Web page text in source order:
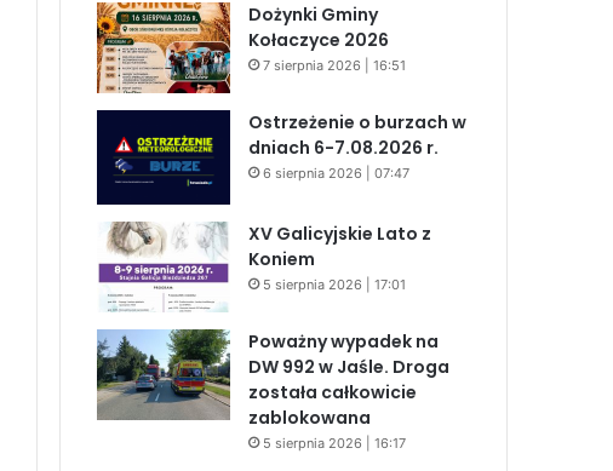
Dożynki Gminy
Kołaczyce 2026
7 sierpnia 2026 | 16:51
Ostrzeżenie o burzach w
dniach 6-7.08.2026 r.
6 sierpnia 2026 | 07:47
XV Galicyjskie Lato z
Koniem
5 sierpnia 2026 | 17:01
Poważny wypadek na
DW 992 w Jaśle. Droga
została całkowicie
zablokowana
5 sierpnia 2026 | 16:17